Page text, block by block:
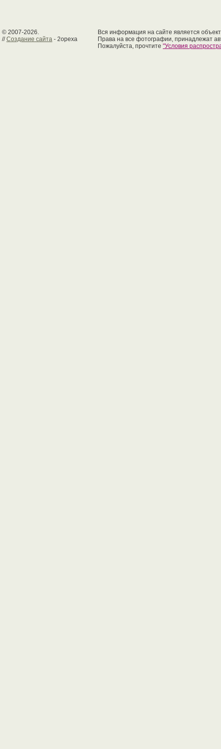
© 2007-2026.
//Создание сайта - 2opexa
Вся информация на сайте является
Права на все фотографии, принадлежат
Пожалуйста, прочтите "Условия